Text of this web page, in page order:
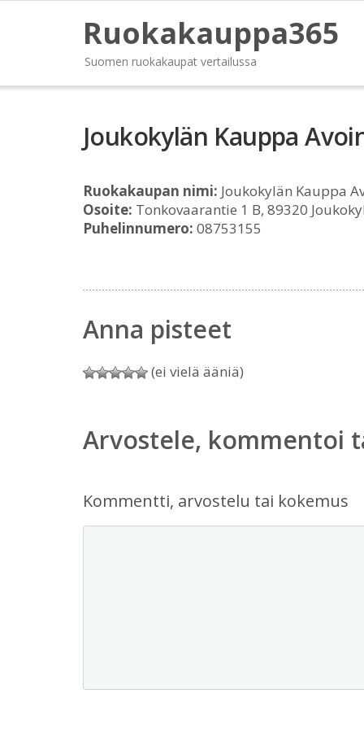
Ruokakauppa365
Suomen ruokakaupat vertailussa
Joukokylän Kauppa
Ruokakaupan nimi: Joukokylän Kauppa
Osoite: Tonkovaarantie 1 B, 89320
Puhelinnumero: 08753155
Anna pisteet
(ei vielä ääniä)
Arvostele, kommentoi
Kommentti, arvostelu tai kokemus